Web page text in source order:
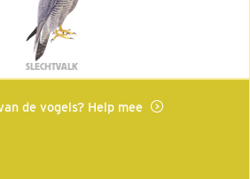
SLECHTVALK
de vogels? Help mee